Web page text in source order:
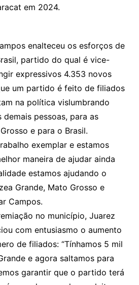
em 2024.
enalteceu os esforços de
partido do qual é vice-
expressivos 4.353 novos
um partido é feito de filiados
na política vislumbrando
pessoas, para as
e para o Brasil.
exemplar e estamos
maneira de ajudar ainda
estamos ajudando o
Grande, Mato Grosso e
Campos.
no município, Juarez
com entusiasmo o aumento
de filiados: “Tínhamos 5 mil
e agora saltamos para
garantir que o partido terá